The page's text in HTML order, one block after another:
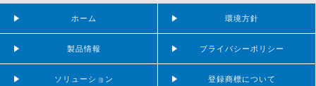
ホーム
製品情報
ソリューション
環境方針
プライバシーポリシー
登録商標について